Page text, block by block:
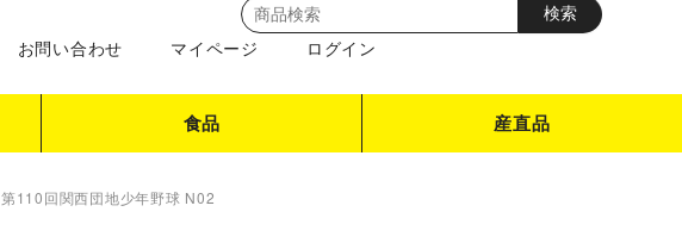
お問い合わせ マイページ
ログイン
食品 産直品
第110回関西団地少年野球 N02